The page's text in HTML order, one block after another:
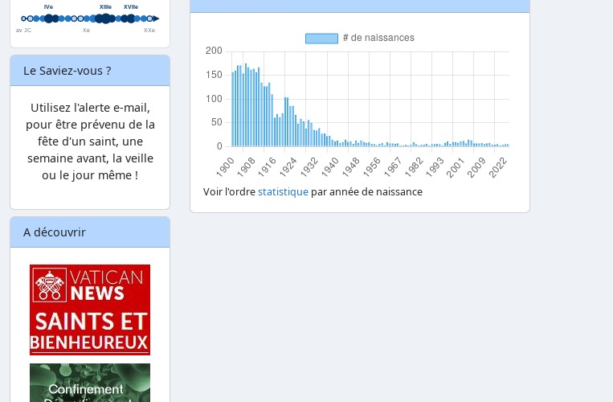
Le Saviez-vous ?
Utilisez l'alerte e-mail,
pour être prévenu de la
fête d'un saint, une
semaine avant, la veille
ou le jour même !
A découvrir
Voir l'ordrestatistique par année de naissance